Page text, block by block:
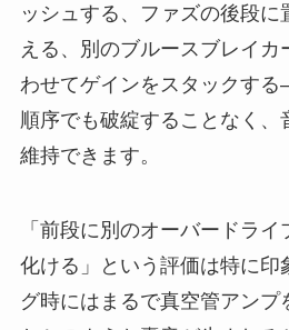
ッシュする、ファズの後段
える、別のブルースブレイカ
わせてゲインをスタックす
順序でも破綻することなく、
維持できます。
「前段に別のオーバードライ
化ける」という評価は特に印
グ時にはまるで真空管アンプ